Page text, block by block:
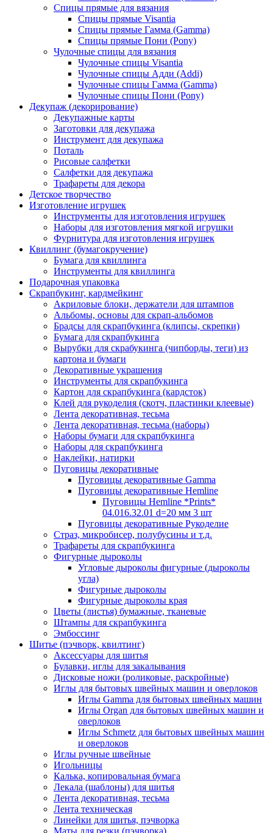
Спицы прямые для вязания
Спицы прямые Visantia
Спицы прямые Гамма (Gamma)
Спицы прямые Пони (Pony)
Чулочные спицы для вязания
Чулочные спицы Visantia
Чулочные спицы Адди (Addi)
Чулочные спицы Гамма (Gamma)
Чулочные спицы Пони (Pony)
Декупаж (декорирование)
Декупажные карты
Заготовки для декупажа
Инструмент для декупажа
Поталь
Рисовые салфетки
Салфетки для декупажа
Трафареты для декора
Детское творчество
Изготовление игрушек
Инструменты для изготовления игрушек
Наборы для изготовления мягкой игрушки
Фурнитура для изготовления игрушек
Квиллинг (бумагокручение)
Бумага для квиллинга
Инструменты для квиллинга
Подарочная упаковка
Скрапбукинг, кардмейкинг
Акриловые блоки, держатели для штампов
Альбомы, основы для скрап-альбомов
Брадсы для скрапбукинга (клипсы, скрепки)
Бумага для скрапбукинга
Вырубки для скрабукинга (чипборды, теги) из
картона и бумаги
Декоративные украшения
Инструменты для скрапбукинга
Картон для скрапбукинга (кардсток)
Клей для рукоделия (скотч, пластинки клеевые)
Лента декоративная, тесьма
Лента декоративная, тесьма (наборы)
Наборы бумаги для скрапбукинга
Наборы для скрапбукинга
Наклейки, натирки
Пуговицы декоративные
Пуговицы декоративные Gamma
Пуговицы декоративные Hemline
Пуговицы Hemline *Prints*
04.016.32.01 d=20 мм 3 шт
Пуговицы декоративные Рукоделие
Страз, микробисер, полубусины и т.д.
Трафареты для скрапбукинга
Фигурные дыроколы
Угловые дыроколы фигурные (дыроколы
угла)
Фигурные дыроколы
Фигурные дыроколы края
Цветы (листья) бумажные, тканевые
Штампы для скрапбукинга
Эмбоссинг
Шитье (пэчворк, квилтинг)
Аксессуары для шитья
Булавки, иглы для закалывания
Дисковые ножи (роликовые, раскройные)
Иглы для бытовых швейных машин и оверлоков
Иглы Gamma для бытовых швейных машин
Иглы Organ для бытовых швейных машин и
оверлоков
Иглы Schmetz для бытовых швейных машин
и оверлоков
Иглы ручные швейные
Игольницы
Калька, копировальная бумага
Лекала (шаблоны) для шитья
Лента декоративная, тесьма
Лента техническая
Линейки для шитья, пэчворка
Маты для резки (пэчворка)